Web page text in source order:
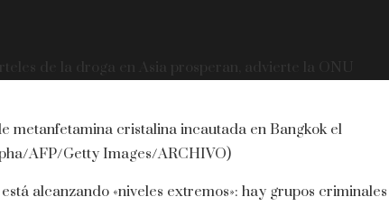
de la droga en Asia prosperan, advierte la ONU
metanfetamina cristalina incautada en Bangkok el
AFP/Getty Images/ARCHIVO)
está alcanzando «niveles extremos»: hay grupos criminales